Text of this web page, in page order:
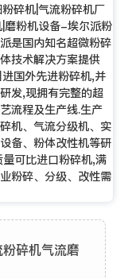
碎机|气流粉碎机厂
|磨粉机设备-埃尔派粉
是国内知名超微粉碎
技术解决方案提供
国外先进粉碎机,并
发,现拥有完整的超
流程及生产线.生产
机、气流分级机、实
备、粉体改性机等研
量可比进口粉碎机,满
粉碎、分级、改性需
碎机气流磨